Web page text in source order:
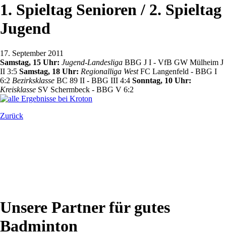
1. Spieltag Senioren / 2. Spieltag
Jugend
17. September 2011
Samstag, 15 Uhr: Jugend-Landesliga BBG J I - VfB GW Mülheim J
II 3:5 Samstag, 18 Uhr: Regionalliga WestFC Langenfeld - BBG I
6:2 Bezirksklasse BC 89 II - BBG III 4:4 Sonntag, 10 Uhr:
Kreisklasse SV Schermbeck - BBG V 6:2
Zurück
Unsere Partner für gutes
Badminton